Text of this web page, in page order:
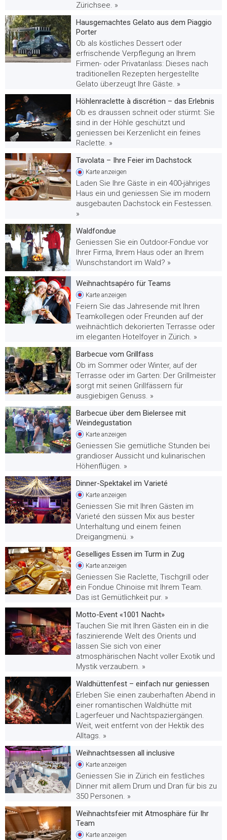
Zürichsee. »
Hausgemachtes Gelato aus dem Piaggio
Porter
Ob als köstliches Dessert oder
erfrischende Verpflegung an Ihrem
Firmen- oder Privatanlass: Dieses nach
traditionellen Rezepten hergestellte
Gelato überzeugt Ihre Gäste. »
Höhlenraclette à discrétion – das Erlebnis
Ob es draussen schneit oder stürmt: Sie
sind in der Höhle geschützt und
geniessen bei Kerzenlicht ein feines
Raclette. »
Tavolata – Ihre Feier im Dachstock
Karte anzeigen
Laden Sie Ihre Gäste in ein 400-jähriges
Haus ein und geniessen Sie im modern
ausgebauten Dachstock ein Festessen.
»
Waldfondue
Geniessen Sie ein Outdoor-Fondue vor
Ihrer Firma, Ihrem Haus oder an Ihrem
Wunschstandort im Wald? »
Weihnachtsapéro für Teams
Karte anzeigen
Feiern Sie das Jahresende mit Ihren
Teamkollegen oder Freunden auf der
weihnächtlich dekorierten Terrasse oder
im eleganten Hotelfoyer in Zürich. »
Barbecue vom Grillfass
Ob im Sommer oder Winter, auf der
Terrasse oder im Garten: Der Grillmeister
sorgt mit seinen Grillfässern für
ausgiebigen Genuss. »
Barbecue über dem Bielersee mit
Weindegustation
Karte anzeigen
Geniessen Sie gemütliche Stunden bei
grandioser Aussicht und kulinarischen
Höhenflügen. »
Dinner-Spektakel im Varieté
Karte anzeigen
Geniessen Sie mit Ihren Gästen im
Varieté den süssen Mix aus bester
Unterhaltung und einem feinen
Dreigangmenü. »
Geselliges Essen im Turm in Zug
Karte anzeigen
Geniessen Sie Raclette, Tischgrill oder
ein Fondue Chinoise mit Ihrem Team.
Das ist Gemütlichkeit pur. »
Motto-Event «1001 Nacht»
Tauchen Sie mit Ihren Gästen ein in die
faszinierende Welt des Orients und
lassen Sie sich von einer
atmosphärischen Nacht voller Exotik und
Mystik verzaubern. »
Waldhüttenfest – einfach nur geniessen
Erleben Sie einen zauberhaften Abend in
einer romantischen Waldhütte mit
Lagerfeuer und Nachtspaziergängen.
Weit, weit entfernt von der Hektik des
Alltags. »
Weihnachtsessen all inclusive
Karte anzeigen
Geniessen Sie in Zürich ein festliches
Dinner mit allem Drum und Dran für bis zu
350 Personen. »
Weihnachtsfeier mit Atmosphäre für Ihr
Team
Karte anzeigen